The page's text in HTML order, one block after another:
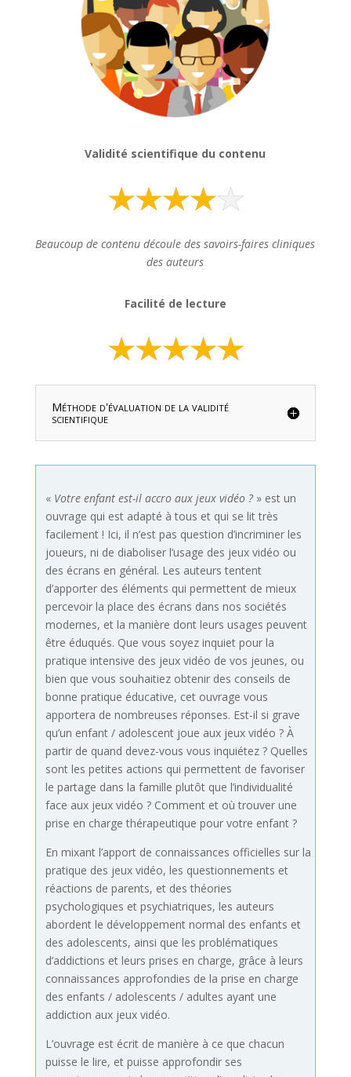
Validité scientifique du contenu
Beaucoup de contenu découle des savoirs-faires cliniques
des auteurs
Facilité de lecture
Méthode d'évaluation de la validité
scientifique
« Votre enfant est-il accro aux jeux vidéo ?» est un
ouvrage qui est adapté à tous et qui se lit très
facilement ! Ici, il n’est pas question d’incriminer les
joueurs, ni de diaboliser l’usage des jeux vidéo ou
des écrans en général. Les auteurs tentent
d’apporter des éléments qui permettent de mieux
percevoir la place des écrans dans nos sociétés
modernes, et la manière dont leurs usages peuvent
être éduqués. Que vous soyez inquiet pour la
pratique intensive des jeux vidéo de vos jeunes, ou
bien que vous souhaitiez obtenir des conseils de
bonne pratique éducative, cet ouvrage vous
apportera de nombreuses réponses. Est-il si grave
qu’un enfant / adolescent joue aux jeux vidéo ? À
partir de quand devez-vous vous inquiétez ? Quelles
sont les petites actions qui permettent de favoriser
le partage dans la famille plutôt que l’individualité
face aux jeux vidéo ? Comment et où trouver une
prise en charge thérapeutique pour votre enfant ?
En mixant l’apport de connaissances officielles sur la
pratique des jeux vidéo, les questionnements et
réactions de parents, et des théories
psychologiques et psychiatriques, les auteurs
abordent le développement normal des enfants et
des adolescents, ainsi que les problématiques
d’addictions et leurs prises en charge, grâce à leurs
connaissances approfondies de la prise en charge
des enfants / adolescents / adultes ayant une
addiction aux jeux vidéo.
L’ouvrage est écrit de manière à ce que chacun
puisse le lire, et puisse approfondir ses